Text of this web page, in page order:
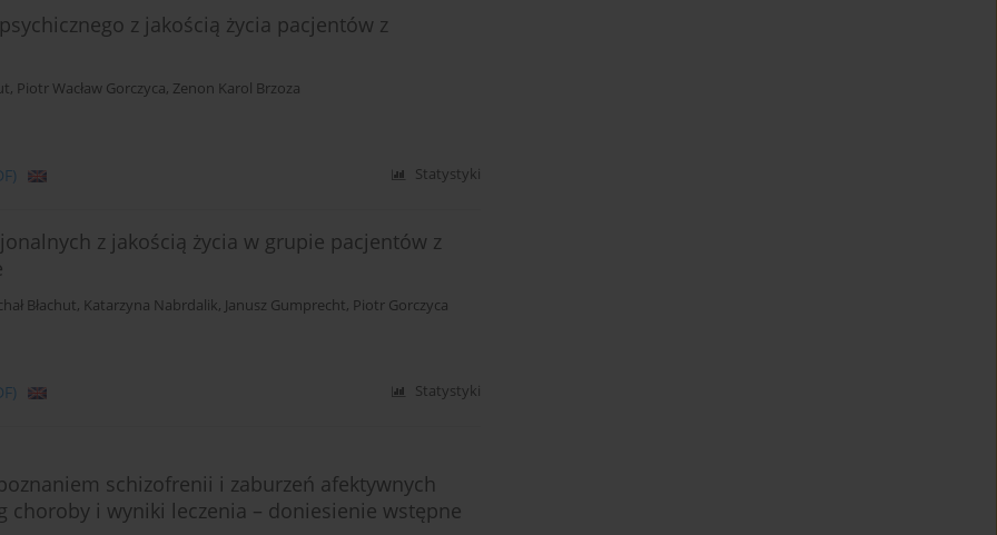
z jakością życia pacjentów z
, Piotr Wacław Gorczyca, Zenon Karol Brzoza
Statystyki
z jakością życia w grupie pacjentów z
Błachut, Katarzyna Nabrdalik, Janusz Gumprecht, Piotr Gorczyca
Statystyki
schizofrenii i zaburzeń afektywnych
i wyniki leczenia – doniesienie wstępne